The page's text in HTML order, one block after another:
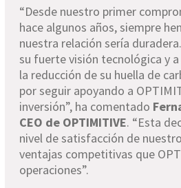
“Desde nuestro primer
hace algunos años, siempre
nuestra relación sería
su fuerte visión tecnológica y
la reducción de su huella de
por seguir apoyando a
inversión”, ha comentado
CEO de OPTIMITIVE. “Esta
nivel de satisfacción de
ventajas competitivas que
operaciones”.